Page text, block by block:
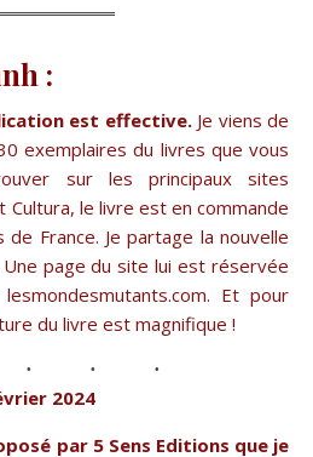
:
est effective.Je viens de
exemplaires du livres que vous
sur les principaux sites
Cultura, le livre est en commande
France. Je partage la nouvelle
page du site lui est réservée
Et pour
du livre est magnifique !
2024
par 5 Sens Editions que je